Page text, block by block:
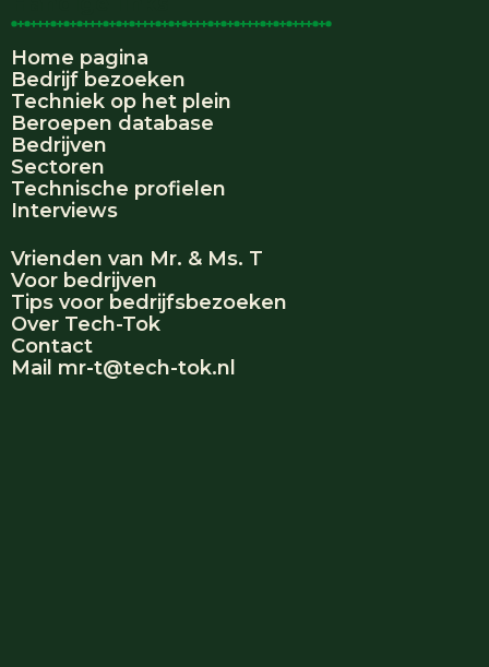
Home pagina
Bedrijf bezoeken
Techniek op het plein
Beroepen database
Bedrijven
Sectoren
Technische profielen
Interviews
Vrienden van Mr. & Ms. T
Voor bedrijven
Tips voor bedrijfsbezoeken
Over Tech-Tok
Contact
Mail mr-t@tech-tok.nl